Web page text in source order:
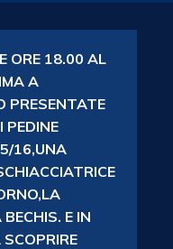
ORE 18.00 AL
A
PRESENTATE
PEDINE
16,UNA
E IN